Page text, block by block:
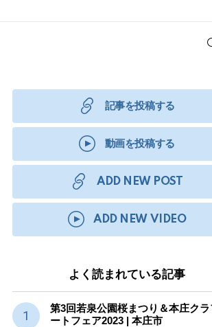
記事を投稿する
動画を投稿する
ADD NEW POST
ADD NEW VIDEO
よく読まれている記事
第3回若泉公園桜まつり＆本庄ク
ートフェア2023 | 本庄市